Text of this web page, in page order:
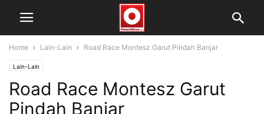
Home Lain-Lain Road Race Montesz Garut Pindah Banjar
Lain-Lain
Road Race Montesz Garut
Pindah Banjar